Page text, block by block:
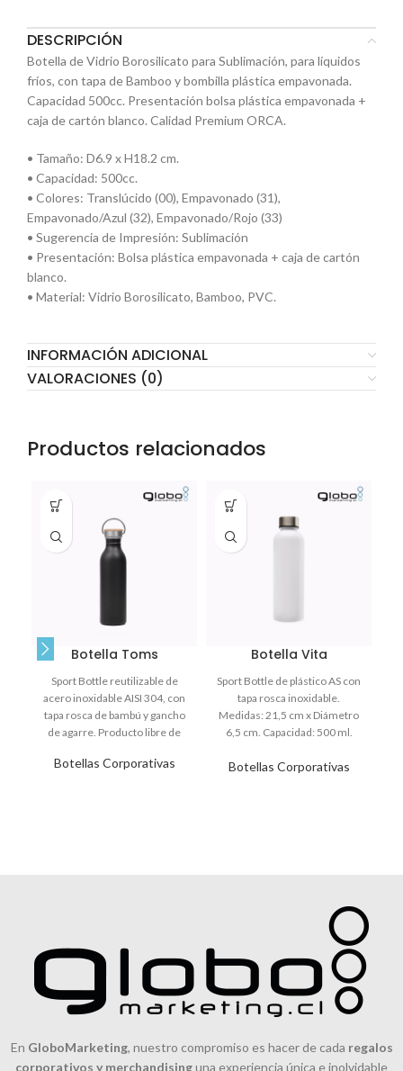
DESCRIPCIÓN
Botella de Vidrio Borosilicato para Sublimación, para líquidos
fríos, con tapa de Bamboo y bombilla plástica empavonada.
Capacidad 500cc. Presentación bolsa plástica empavonada +
caja de cartón blanco. Calidad Premium ORCA.
• Tamaño: D6.9 x H18.2 cm.
• Capacidad: 500cc.
• Colores: Translúcido (00), Empavonado (31),
Empavonado/Azul (32), Empavonado/Rojo (33)
• Sugerencia de Impresión: Sublimación
• Presentación: Bolsa plástica empavonada + caja de cartón
blanco.
• Material: Vidrio Borosilicato, Bamboo, PVC.
INFORMACIÓN ADICIONAL
VALORACIONES (0)
Productos relacionados
Botella Toms
Botellas Corporativas
Sport Bottle reutilizable de
acero inoxidable AISI 304, con
tapa rosca de bambú y gancho
de agarre. Producto libre de
Botella Vita
Botellas Corporativas
Sport Bottle de plástico AS con
tapa rosca inoxidable.
Medidas: 21,5 cm x Diámetro
6,5 cm. Capacidad: 500 ml.
En GloboMarketing, nuestro compromiso es hacer de cada regalos
corporativos y merchandisinguna experiencia única e inolvidable